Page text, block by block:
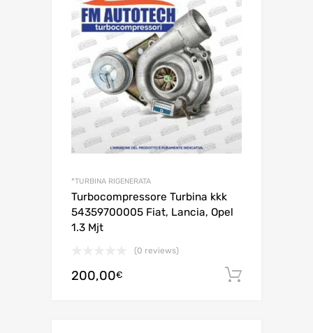
*TURBINA RIGENERATA
Turbocompressore Turbina kkk
54359700005 Fiat, Lancia, Opel
1.3 Mjt
(0 reviews)
200,00€